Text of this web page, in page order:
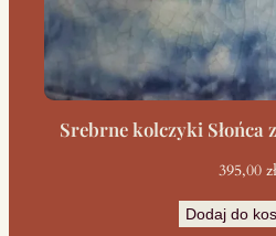
Srebrne kolczyki Słońca
395,00 zł
Dodaj do